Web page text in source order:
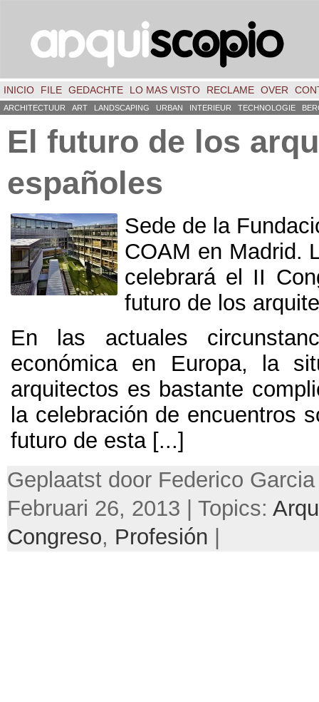
INICIO FILE GEDACHTE LO MAS VISTO RECLAME OVER
ARCHITECTUUR ART LANDSCAPING URBAN INTERIEUR TECHNOLOGIE
El futuro de los
españoles
Sede de la
COAM en Madrid.
celebrará el II
futuro de los
En las actuales
económica en Europa, la
arquitectos es bastante
la celebración de encuentros
futuro de esta[...]
Geplaatst door Federico
Februari 26, 2013 | Topics:
Congreso, Profesión